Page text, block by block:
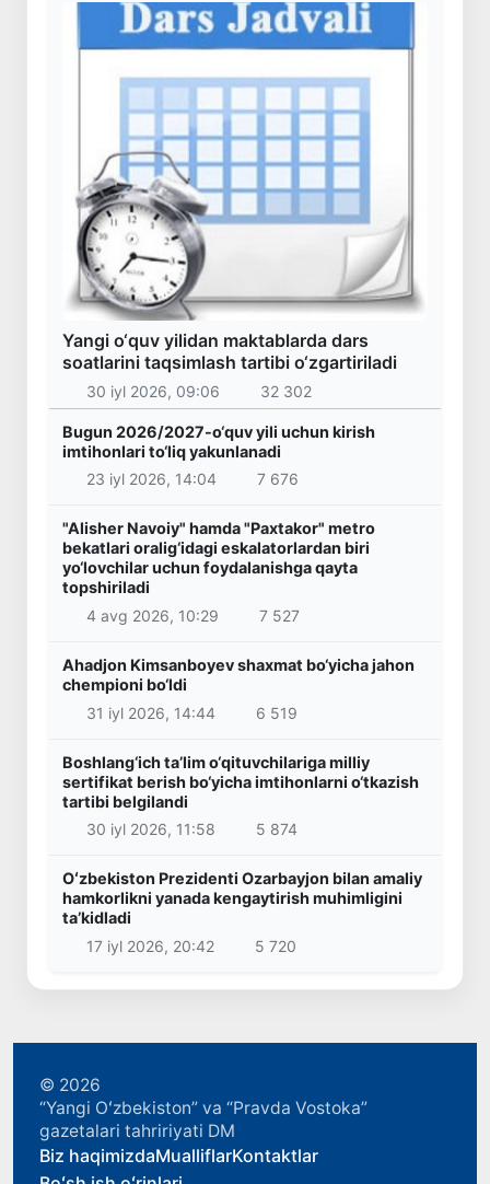
Yangi o‘quv yilidan maktablarda dars
soatlarini taqsimlash tartibi o‘zgartiriladi
30 iyl 2026, 09:06 32 302
Bugun 2026/2027-o‘quv yili uchun kirish
imtihonlari to‘liq yakunlanadi
23 iyl 2026, 14:04
7 676
"Alisher Navoiy" hamda "Paxtakor" metro
bekatlari oralig‘idagi eskalatorlardan biri
yo‘lovchilar uchun foydalanishga qayta
topshiriladi
4 avg 2026, 10:29
7 527
Ahadjon Kimsanboyev shaxmat bo‘yicha jahon
chempioni bo‘ldi
31 iyl 2026, 14:44
6 519
Boshlang‘ich ta’lim o‘qituvchilariga milliy
sertifikat berish bo‘yicha imtihonlarni o‘tkazish
tartibi belgilandi
30 iyl 2026, 11:58
5 874
Oʻzbekiston Prezidenti Ozarbayjon bilan amaliy
hamkorlikni yanada kengaytirish muhimligini
taʼkidladi
17 iyl 2026, 20:42
5 720
© 2026
“Yangi Oʻzbekiston” va “Pravda Vostoka”
gazetalari tahririyati DM
Biz haqimizdaMualliflarKontaktlar